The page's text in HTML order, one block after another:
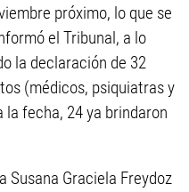
próximo, lo que se
el Tribunal, a lo
la declaración de 32
(médicos, psiquiatras y
fecha, 24 ya brindaron
Susana Graciela Freydoz